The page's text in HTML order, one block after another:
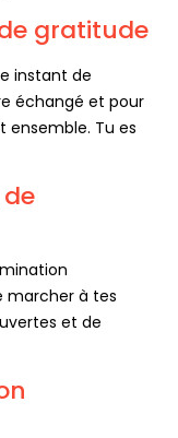
de gratitude
instant de
échangé et pour
ensemble. Tu es
de
marcher à tes
et de